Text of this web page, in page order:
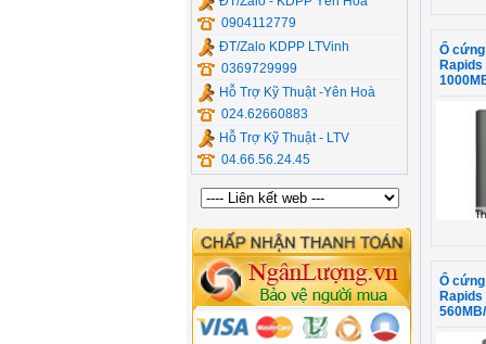
0904112779
ĐT/Zalo KDPP LTVinh
0369729999
Hỗ Trợ Kỹ Thuật -Yên Hoà
024.62660883
Hỗ Trợ Kỹ Thuật - LTV
04.66.56.24.45
Ổ cứng
Rapids
Ổ cứng
Rapids